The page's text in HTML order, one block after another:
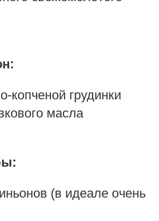
копченой грудинки
масла
(в идеале очень